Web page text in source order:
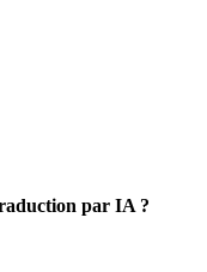
par IA ?